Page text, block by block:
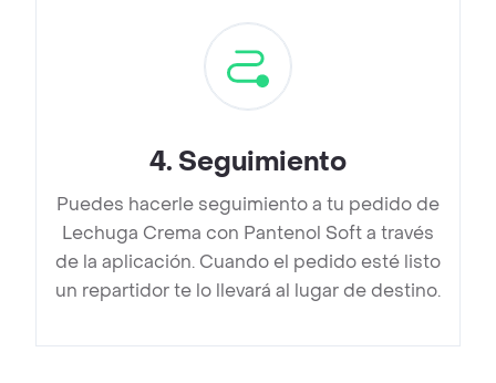
4. Seguimiento
Puedes hacerle seguimiento a tu pedido de
Lechuga Crema con Pantenol Soft a través
de la aplicación. Cuando el pedido esté listo
un repartidor te lo llevará al lugar de destino.